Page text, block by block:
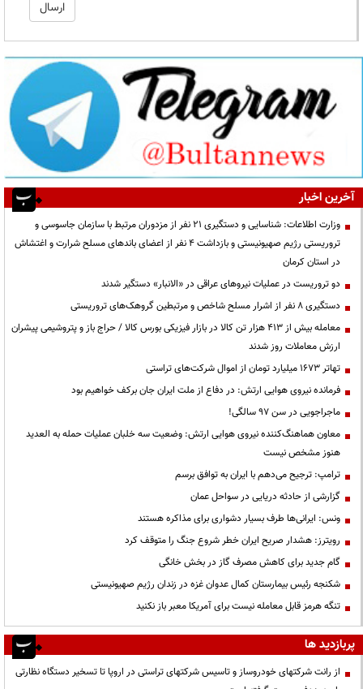
آخرین اخبار
وزارت اطلاعات: شناسایی و دستگیری ۲۱ نفر از مزدوران مرتبط با سازمان جاسوسی و
تروریستی رژیم صهیونیستی و بازداشت ۴ نفر از اعضای باندهای مسلح شرارت و اغتشاش
در استان کرمان
دو تروریست در عملیات نیروهای عراقی در «الانبار» دستگیر شدند
دستگیری ۸ نفر از اشرار مسلح شاخص و مرتبطین گروهک‌های تروریستی
معامله بیش از ۴۱۳ هزار تن کالا در بازار فیزیکی بورس کالا / حراج باز و پتروشیمی پیشران
ارزش معاملات روز شدند
تهاتر ۱۶۷۳ میلیارد تومان از اموال شرکت‌های تراستی
فرمانده نیروی هوایی ارتش: در دفاع از ملت ایران جان برکف خواهیم بود
ماجراجویی در سن ۹۷ سالگی!
معاون هماهنگ‌کننده نیروی هوایی ارتش: وضعیت سه خلبان عملیات حمله به العدید
هنوز مشخص نیست
ترامپ: ترجیح می‌دهم با ایران به توافق برسم
گزارشی از حادثه دریایی در سواحل عمان
ونس: ایرانی‌ها طرف بسیار دشواری برای مذاکره هستند
رویترز: هشدار صریح ایران خطر شروع جنگ را متوقف کرد
گام جدید برای کاهش مصرف گاز در بخش خانگی
شکنجه رئیس بیمارستان کمال عدوان غزه در زندان رژیم صهیونیستی
تنگه هرمز قابل معامله نیست برای آمریکا معبر باز نکنید
پربازدید ها
از رانت‌ شرکتهای خودروساز و تاسیس شرکتهای تراستی در اروپا تا تسخیر دستگاه نظارتی